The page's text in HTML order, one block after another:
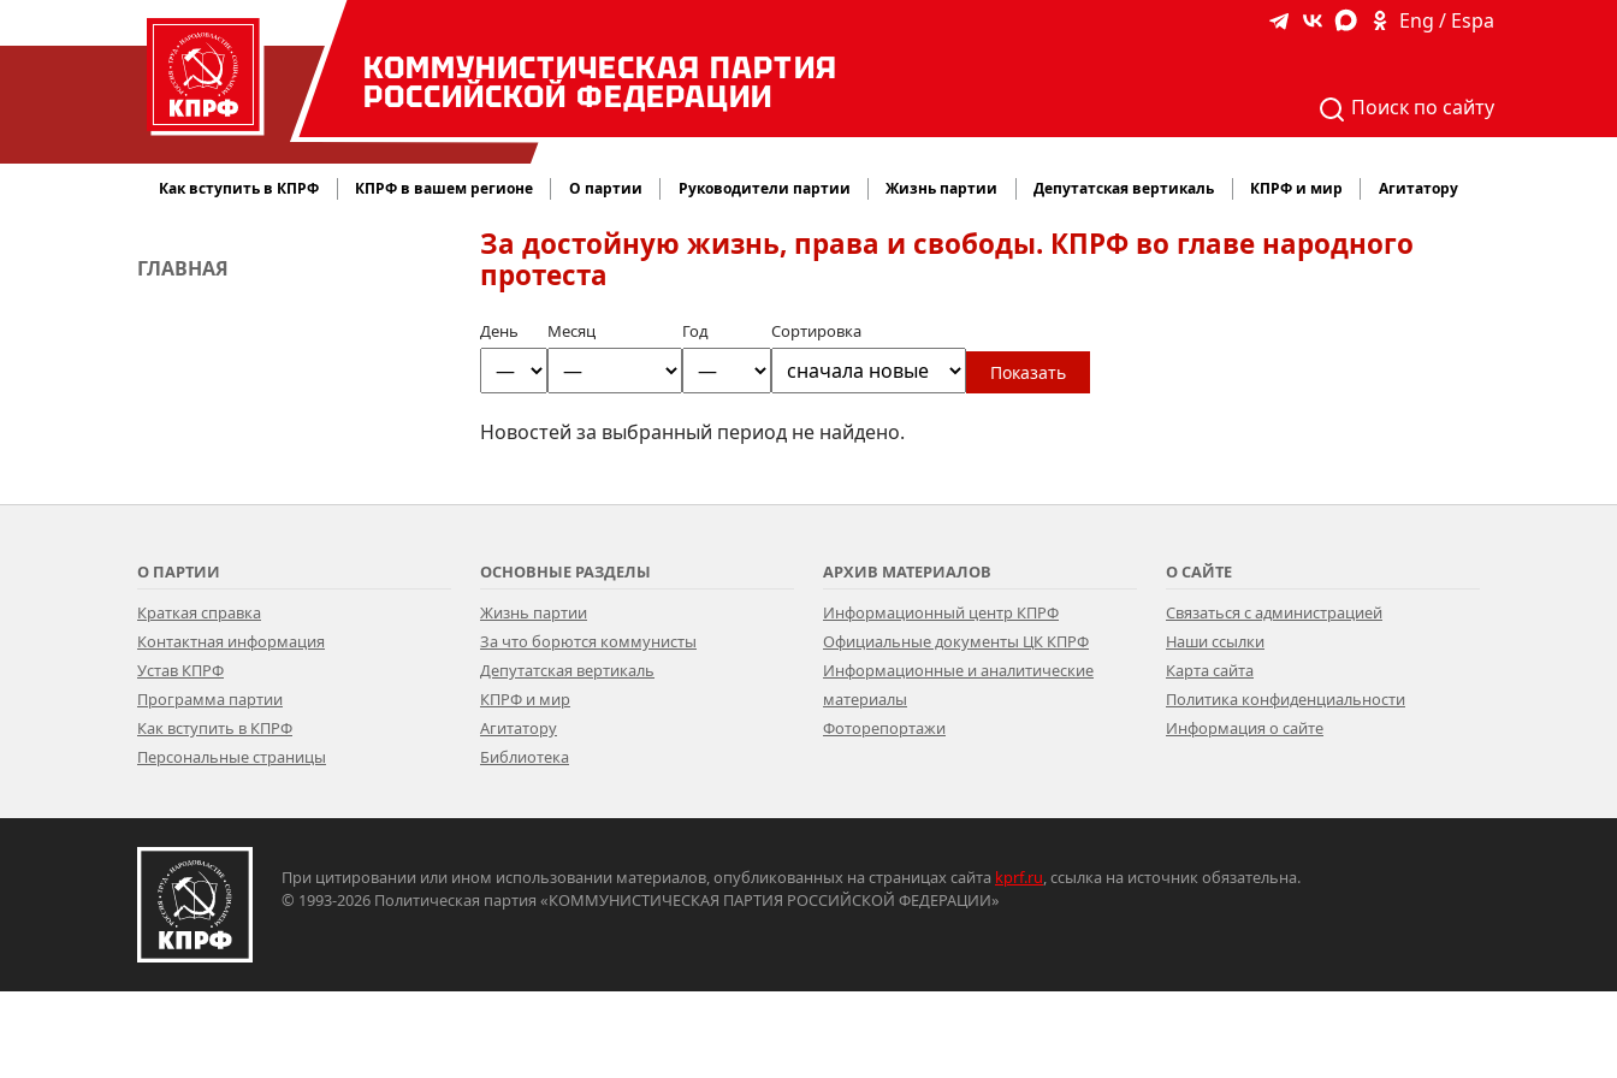
КОММУНИСТИЧЕСКАЯ ПАРТИЯ
РОССИЙСКОЙ ФЕДЕРАЦИИ
Eng / Espa
Поиск по сайту
Как вступить в КПРФ КПРФ в вашем регионе О партии Руководители партии Жизнь партии Депутатская вертикаль КПРФ и мир Агитатору
ГЛАВНАЯ
За достойную жизнь, права и свободы. КПРФ во главе народного
протеста
День Месяц Год Сортировка
Показать
Новостей за выбранный период не найдено.
О ПАРТИИ
Краткая справка
Контактная информация
Устав КПРФ
Программа партии
Как вступить в КПРФ
Персональные страницы
ОСНОВНЫЕ РАЗДЕЛЫ
Жизнь партии
За что борются коммунисты
Депутатская вертикаль
КПРФ и мир
Агитатору
Библиотека
АРХИВ МАТЕРИАЛОВ
Информационный центр КПРФ
Официальные документы ЦК КПРФ
Информационные и аналитические
материалы
Фоторепортажи
О САЙТЕ
Связаться с администрацией
Наши ссылки
Карта сайта
Политика конфиденциальности
Информация о сайте
При цитировании или ином использовании материалов, опубликованных на страницах сайта kprf.ru, ссылка на источник обязательна.
© 1993-2026 Политическая партия «КОММУНИСТИЧЕСКАЯ ПАРТИЯ РОССИЙСКОЙ ФЕДЕРАЦИИ»